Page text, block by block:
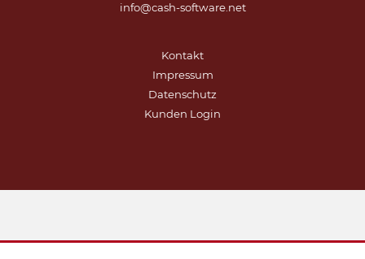
info@cash-software.net
Kontakt
Impressum
Datenschutz
Kunden Login